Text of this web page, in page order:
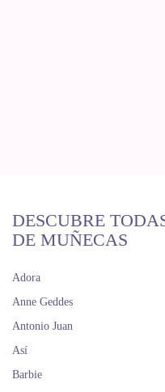
DESCUBRE
DE MUÑECAS
Adora
Anne Geddes
Antonio Juan
Así
Barbie